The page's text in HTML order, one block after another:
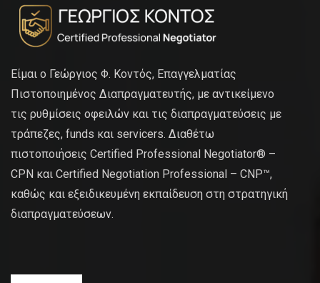
Είμαι ο Γεώργιος Φ. Κοντός, Επαγγελματίας
Πιστοποιημένος Διαπραγματευτής, με αντικείμενο
τις ρυθμίσεις οφειλών και τις διαπραγματεύσεις με
τράπεζες, funds και servicers. Διαθέτω
πιστοποιήσεις Certified Professional Negotiator® –
CPN και Certified Negotiation Professional – CNP™,
καθώς και εξειδικευμένη εκπαίδευση στη στρατηγική
διαπραγματεύσεων.